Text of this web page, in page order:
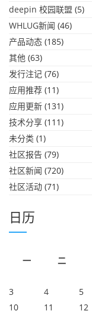
deepin 校园联盟 (5)
WHLUG新闻 (46)
产品动态 (185)
其他 (63)
发行注记 (76)
应用推荐 (11)
应用更新 (131)
技术分享 (111)
未分类 (1)
社区报告 (79)
社区新闻 (720)
社区活动 (71)
日历
一
二
3
4 5
10
11 12